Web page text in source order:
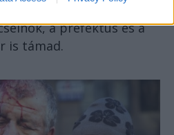
a prefektus és a
is támad.